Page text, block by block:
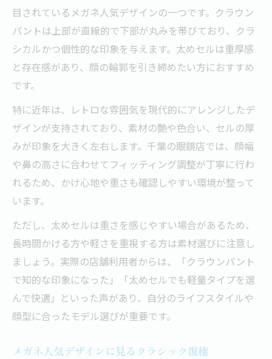
目されているメガネ人気デザインの一つです。クラウン
パントは上部が直線的で下部が丸みを帯びており、クラ
シカルかつ個性的な印象を与えます。太めセルは重厚感
と存在感があり、顔の輪郭を引き締めたい方におすすめ
です。
特に近年は、レトロな雰囲気を現代的にアレンジしたデ
ザインが支持されており、素材の艶や色合い、セルの厚
みが印象を大きく左右します。千葉の眼鏡店では、顔幅
や鼻の高さに合わせてフィッティング調整が丁寧に行わ
れるため、かけ心地や重さも確認しやすい環境が整って
います。
ただし、太めセルは重さを感じやすい場合があるため、
長時間かける方や軽さを重視する方は素材選びに注意し
ましょう。実際の店舗利用者からは、「クラウンパント
で知的な印象になった」「太めセルでも軽量タイプを選
んで快適」といった声があり、自分のライフスタイルや
顔型に合ったモデル選びが重要です。
メガネ人気デザインに見るクラシック復権